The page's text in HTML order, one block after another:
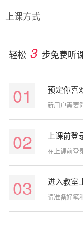
上课方式
轻松 3 步免费听
01 预定你喜
新用户需要
02 上课前登
在上课前登
03 进入教室
请准备好笔